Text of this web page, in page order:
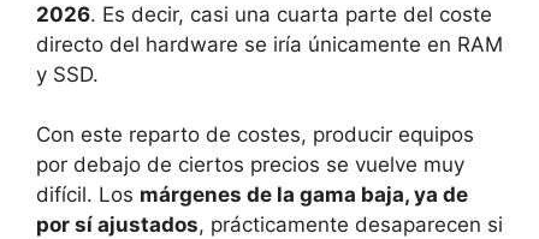
2026. Es decir, casi una cuarta parte del coste
directo del hardware se iría únicamente en RAM
y SSD.
Con este reparto de costes, producir equipos
por debajo de ciertos precios se vuelve muy
difícil. Los márgenes de la gama baja, ya de
por sí ajustados, prácticamente desaparecen si